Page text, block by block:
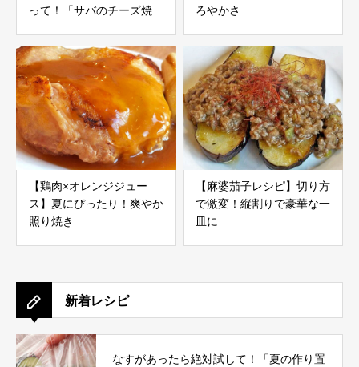
って！「サバのチーズ焼
ろやかさ
【鶏肉×オレンジジュー
ス】夏にぴったり！爽やか
照り焼き
【麻婆茄子レシピ】切り方
で激変！縦割りで豪華な一
皿に
新着レシピ
なすがあったら絶対試して！「夏の作り置